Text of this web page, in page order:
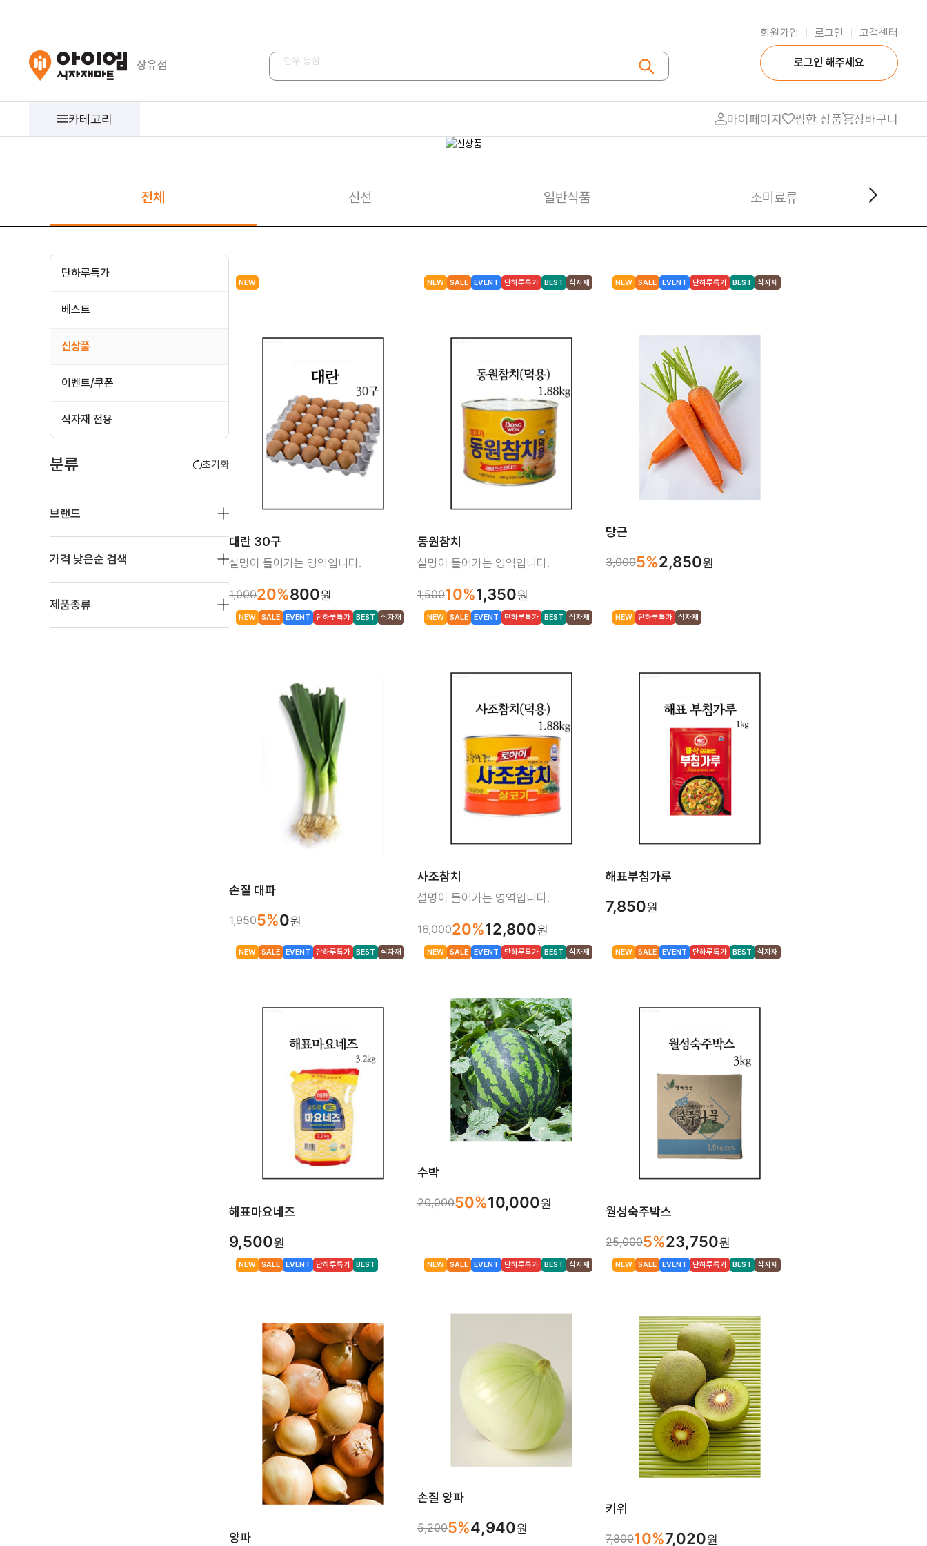
장유점 계란 한판
회원가입 로그인 고객센터
로그인 해주세요
카테고리 마이페이지 찜한 상품 장바구니
밀가루 분말류
유지류
파스타면/생면
봉지과자
안주류
커피
기능음료
두유
음료선물세트
우유/멸균우유/치즈
어묵/맛살 냉동 반찬류
전체 신선 일반식품 조미료류
단하루특가
베스트
신상품
이벤트/쿠폰
식자재 전용
분류 초기화
브랜드
가격 낮은순 검색
제품종류
NEW
대란 30구
설명이 들어가는 영역입니다.
1,00020%800원
NEW SALE EVENT 단하루특가 BEST 식자재
동원참치
설명이 들어가는 영역입니다.
1,50010%1,350원
NEW SALE EVENT 단하루특가 BEST 식자재
당근
3,0005%2,850원
NEW SALE EVENT 단하루특가 BEST 식자재
손질 대파
1,9505%0원
NEW SALE EVENT 단하루특가 BEST 식자재
사조참치
설명이 들어가는 영역입니다.
16,00020%12,800원
NEW 단하루특가 식자재
해표부침가루
7,850원
NEW SALE EVENT 단하루특가 BEST 식자재
해표마요네즈
9,500원
NEW SALE EVENT 단하루특가 BEST 식자재
수박
20,00050%10,000원
NEW SALE EVENT 단하루특가 BEST 식자재
월성숙주박스
25,0005%23,750원
NEW SALE EVENT 단하루특가 BEST
양파
NEW SALE EVENT 단하루특가 BEST 식자재
손질 양파
5,2005%4,940원
NEW SALE EVENT 단하루특가 BEST 식자재
키위
7,80010%7,020원